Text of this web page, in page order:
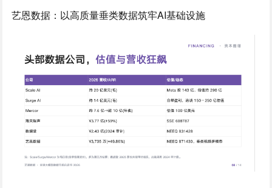
艺恩数据：以高质量垂类数据筑牢AI基础设施